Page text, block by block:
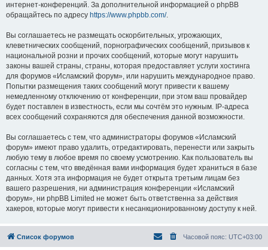
интернет-конференций. За дополнительной информацией о phpBB
обращайтесь по адресу https://www.phpbb.com/.
Вы соглашаетесь не размещать оскорбительных, угрожающих,
клеветнических сообщений, порнографических сообщений, призывов к
национальной розни и прочих сообщений, которые могут нарушить
законы вашей страны, страны, которая предоставляет услуги хостинга
для форумов «Исламский форум», или нарушить международное право.
Попытки размещения таких сообщений могут привести к вашему
немедленному отключению от конференции, при этом ваш провайдер
будет поставлен в известность, если мы сочтём это нужным. IP-адреса
всех сообщений сохраняются для обеспечения данной возможности.
Вы соглашаетесь с тем, что администраторы форумов «Исламский
форум» имеют право удалить, отредактировать, перенести или закрыть
любую тему в любое время по своему усмотрению. Как пользователь вы
согласны с тем, что введённая вами информация будет храниться в базе
данных. Хотя эта информация не будет открыта третьим лицам без
вашего разрешения, ни администрация конференции «Исламский
форум», ни phpBB Limited не может быть ответственна за действия
хакеров, которые могут привести к несанкционированному доступу к ней.
Список форумов Часовой пояс: UTC+03:00